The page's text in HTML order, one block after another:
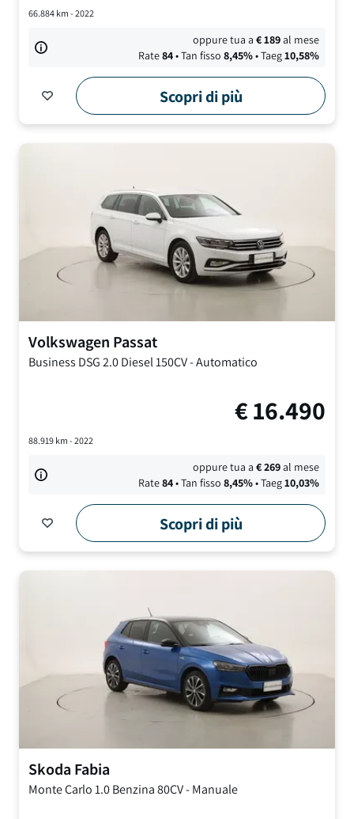
66.884km - 2022
oppure tua a€189al mese
Rate84• Tan fisso 8,45%• Taeg10,58%
Scopri di più
Volkswagen Passat
Business DSG2.0 Diesel 150CV-Automatico
€16.490
88.919km - 2022
oppure tua a€269al mese
Rate84• Tan fisso 8,45%• Taeg10,03%
Scopri di più
Skoda Fabia
Monte Carlo1.0 Benzina 80CV-Manuale